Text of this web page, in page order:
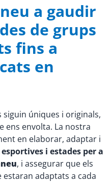
a gaudir
de grups
fins a
en
úniques i originals,
ens envolta. La nostra
en elaborar, adaptar i
i estades per a
, i assegurar que els
adaptats a cada